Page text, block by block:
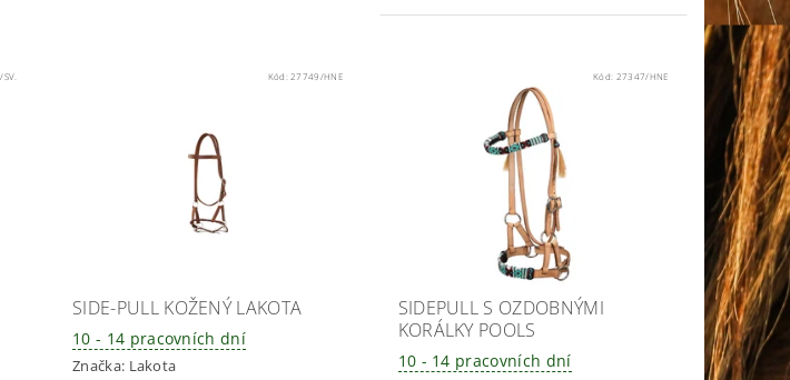
Kód:27749/HNE
SIDE-PULL KOŽENÝ LAKOTA
10 - 14 pracovních dní
Značka: Lakota
Kód: 27347/HNE
SIDEPULL S OZDOBNÝMI
KORÁLKY POOLS
10 - 14 pracovních dní